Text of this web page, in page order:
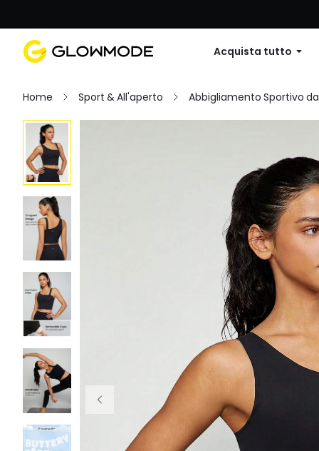
Acquista tutto
Home Sport & All'aperto Abbigliamento Sportivo